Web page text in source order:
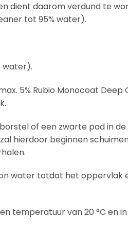
dient daarom verdund te
tot 95% water).
water).
5% Rubio Monocoat
of een zwarte pad in
hierdoor beginnen
water totdat het oppervlak
temperatuur van 20 °C en